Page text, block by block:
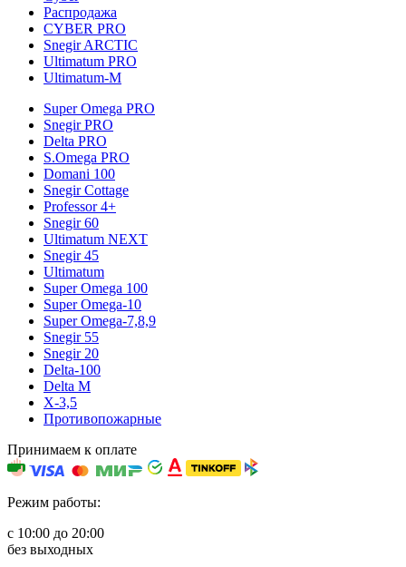
Распродажа
CYBER PRO
Snegir ARCTIC
Ultimatum PRO
Ultimatum-M
Super Omega PRO
Snegir PRO
Delta PRO
S.Omega PRO
Domani 100
Snegir Cottage
Professor 4+
Snegir 60
Ultimatum NEXT
Snegir 45
Ultimatum
Super Omega 100
Super Omega-10
Super Omega-7,8,9
Snegir 55
Snegir 20
Delta-100
Delta M
X-3,5
Противопожарные
Принимаем к оплате
Режим работы:
с 10:00 до 20:00
без выходных